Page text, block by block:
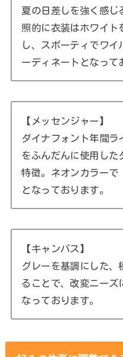
夏の日差しを強く感じ
照的に衣装はホワイト
し、スポーティでワイ
ーディネートとなって
【メッセンジャー】
ダイナフォント年間ラ
をふんだんに使用した
特徴。ネオンカラー
となっております。
【キャンバス】
グレーを基調にした、
ることで、改変ニーズ
なっております。